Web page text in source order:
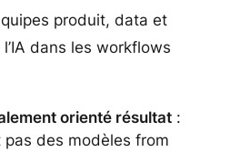
produit, data et
dans les workflows
orienté résultat :
pas des modèles from